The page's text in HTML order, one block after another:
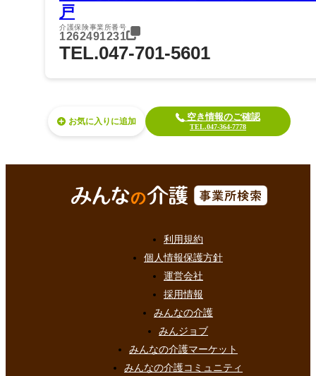
戸
介護保険事業所番号
1262491231
TEL.047-701-5601
お気に入り 空き情報のご確認
TEL.047-364-7778
利用規約
個人情報保護方針
運営会社
採用情報
みんなの介護
みんジョブ
みんなの介護マーケット
みんなの介護コミュニティ